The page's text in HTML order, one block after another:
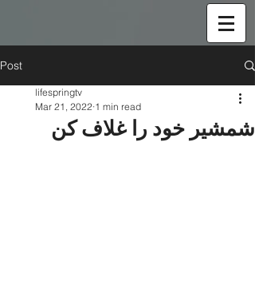
Post
شمشیر خود را غلاف کن
lifespringtv
Mar 21, 2022 1 min read